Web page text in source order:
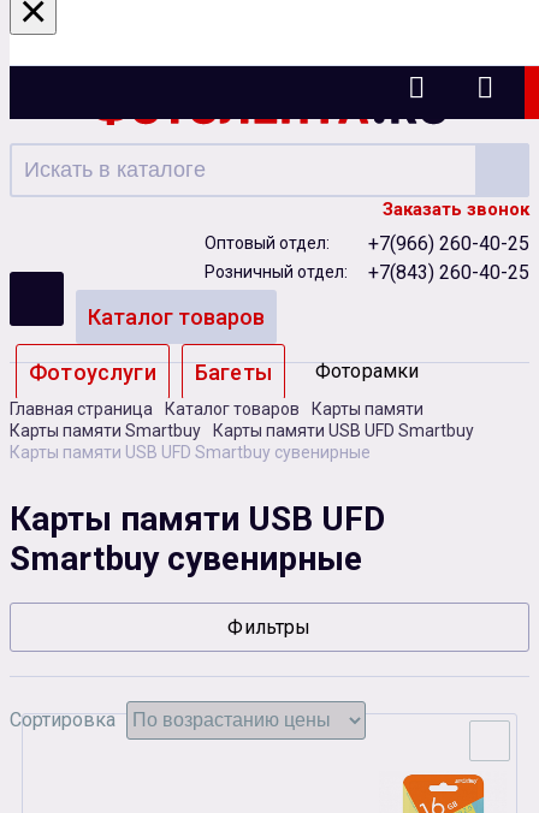
Казань
Заказать звонок
Оптовый отдел: +7(966) 260-40-25
Розничный отдел: +7(843) 260-40-25
Каталог товаров
Фотоуслуги Багеты Фоторамки
Альбомы
Батарейки Сублимация
Главная страница Каталог товаров
Карты памяти
Карты памяти Smartbuy
Карты памяти USB UFD Smartbuy
Карты памяти USB UFD Smartbuy сувенирные
Карты памяти USB UFD
Smartbuy сувенирные
Фильтры
Сортировка
×